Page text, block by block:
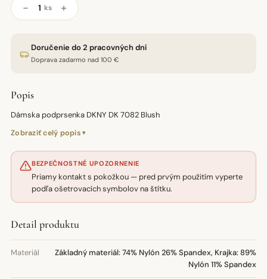
− ks +
Doručenie do 2 pracovných dní
Doprava zadarmo nad 100 €
Popis
Dámska podprsenka DKNY DK 7082 Blush
Zobraziť celý popis
BEZPEČNOSTNÉ UPOZORNENIE
Priamy kontakt s pokožkou — pred prvým použitím vyperte
podľa ošetrovacích symbolov na štítku.
Detail produktu
Materiál
Základný materiál: 74% Nylón 26% Spandex, Krajka: 89%
Nylón 11% Spandex